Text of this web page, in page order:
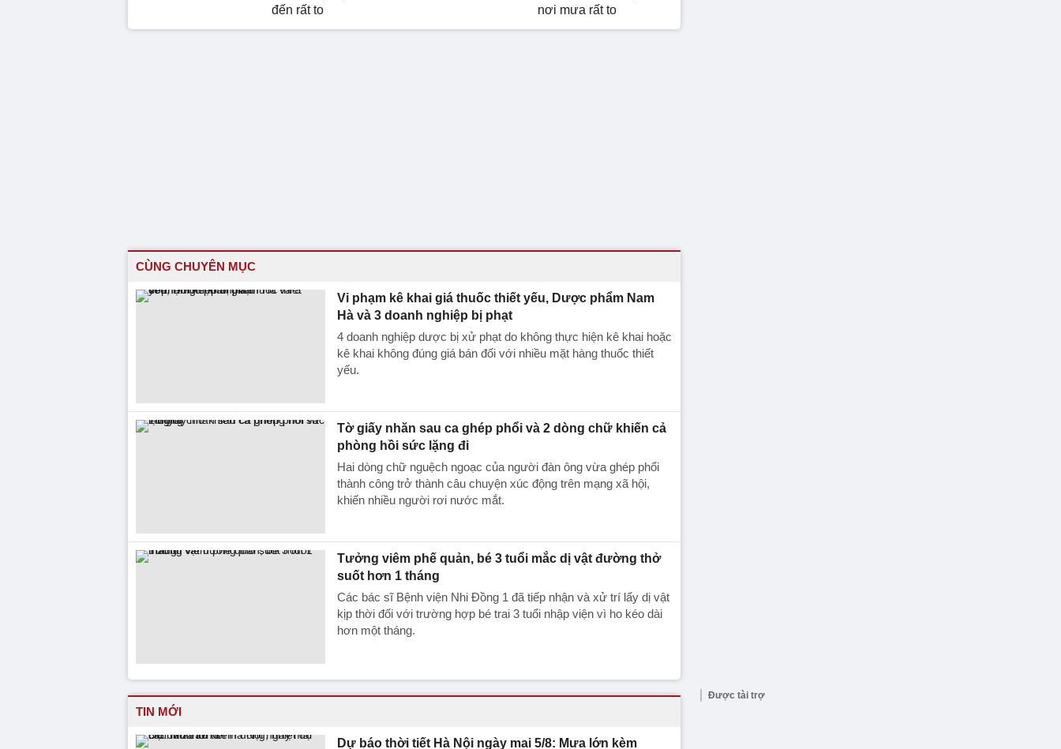
đến rất to
nơi mưa rất to
CÙNG CHUYÊN MỤC
Vi phạm kê khai giá thuốc thiết yếu, Dược phẩm Nam
Hà và 3 doanh nghiệp bị phạt
4 doanh nghiệp dược bị xử phạt do không thực hiện kê khai hoặc
kê khai không đúng giá bán đối với nhiều mặt hàng thuốc thiết
yếu.
Tờ giấy nhăn sau ca ghép phổi và 2 dòng chữ khiến cả
phòng hồi sức lặng đi
Hai dòng chữ nguệch ngoạc của người đàn ông vừa ghép phổi
thành công trở thành câu chuyện xúc động trên mạng xã hội,
khiến nhiều người rơi nước mắt.
Tưởng viêm phế quản, bé 3 tuổi mắc dị vật đường thở
suốt hơn 1 tháng
Các bác sĩ Bệnh viện Nhi Đồng 1 đã tiếp nhận và xử trí lấy dị vật
kịp thời đối với trường hợp bé trai 3 tuổi nhập viện vì ho kéo dài
hơn một tháng.
TIN MỚI
Dự báo thời tiết Hà Nội ngày mai 5/8: Mưa lớn kèm
Được tài trợ